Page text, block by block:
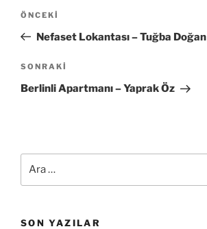
Yazı
Önceki
Yazı
ÖNCEKI
Nefaset Lokantası – Tuğba Doğan
Sonraki
Yazı
SONRAKI
Berlinli Apartmanı – Yaprak Öz
SON YAZILAR